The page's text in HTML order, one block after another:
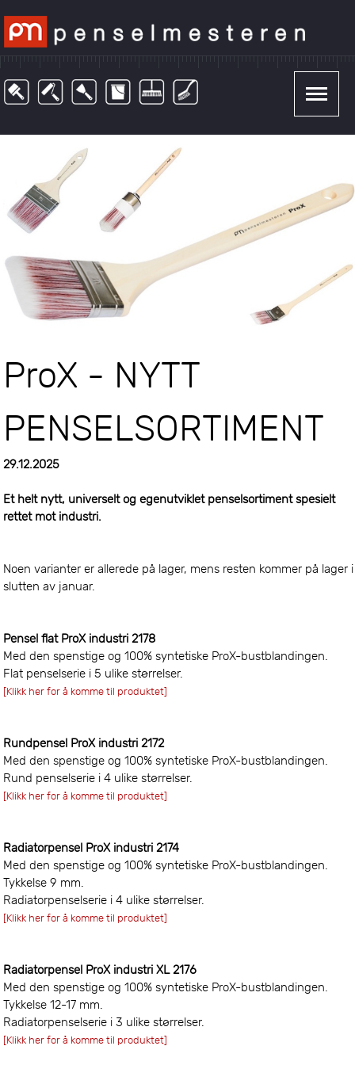
ProX - NYTT
PENSELSORTIMENT
29.12.2025
Et helt nytt, universelt og egenutviklet penselsortiment spesielt
rettet mot industri.
Noen varianter er allerede på lager, mens resten kommer på lager i
slutten av januar.
Pensel flat ProX industri 2178
Med den spenstige og 100% syntetiske ProX-bustblandingen.
Flat penselserie i 5 ulike størrelser.
[Klikk her for å komme til produktet]
Rundpensel ProX industri 2172
Med den spenstige og 100% syntetiske ProX-bustblandingen.
Rund penselserie i 4 ulike størrelser.
[Klikk her for å komme til produktet]
Radiatorpensel ProX industri 2174
Med den spenstige og 100% syntetiske ProX-bustblandingen.
Tykkelse 9 mm.
Radiatorpenselserie i 4 ulike størrelser.
[Klikk her for å komme til produktet]
Radiatorpensel ProX industri XL 2176
Med den spenstige og 100% syntetiske ProX-bustblandingen.
Tykkelse 12-17 mm.
Radiatorpenselserie i 3 ulike størrelser.
[Klikk her for å komme til produktet]